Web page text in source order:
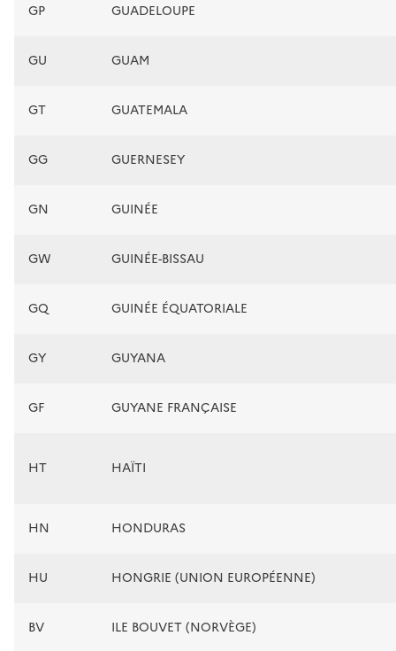
GP GUADELOUPE
GU GUAM
GT GUATEMALA
GG GUERNESEY
GN GUINÉE
GW GUINÉE-BISSAU
GQ GUINÉE ÉQUATORIALE
GY GUYANA
GF GUYANE FRANÇAISE
HT HAÏTI
HN HONDURAS
HU HONGRIE (UNION EUROPÉENNE)
BV ILE BOUVET (NORVÈGE)